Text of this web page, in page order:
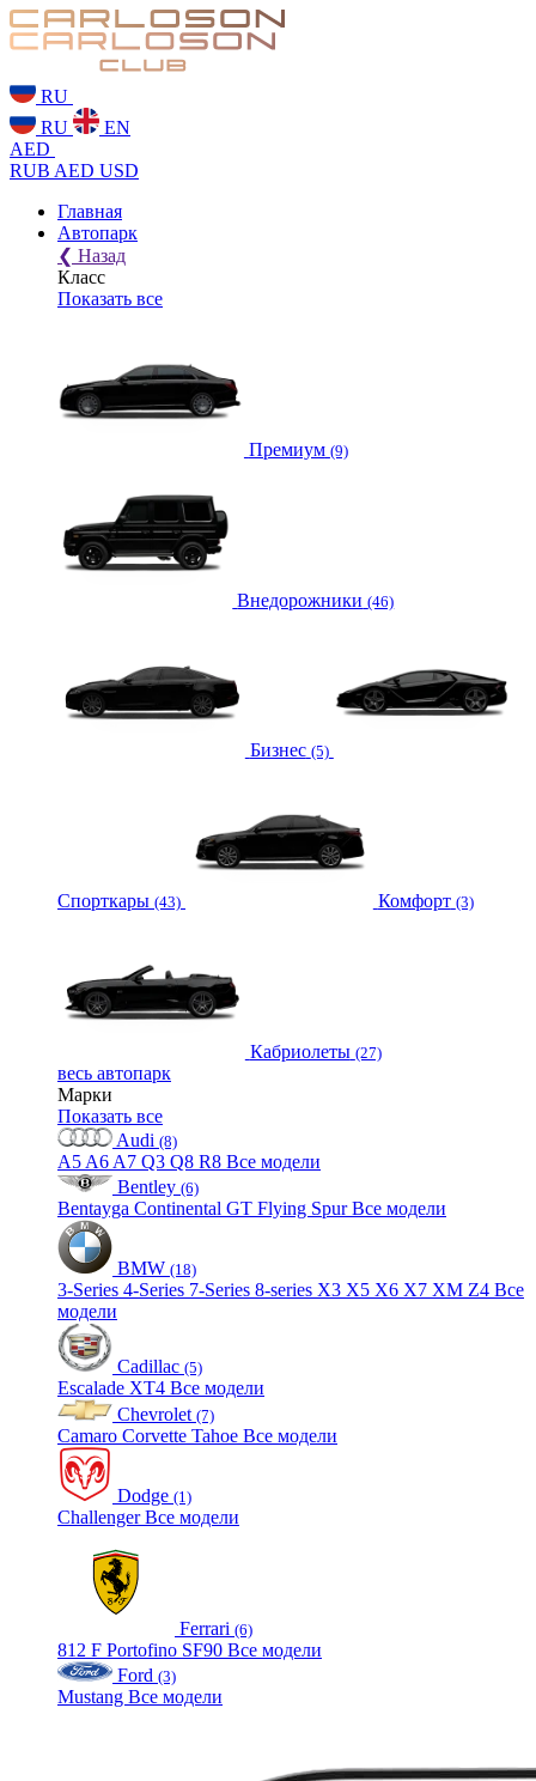
RU
RU
EN
AED
RUB AED USD
Главная
Автопарк
❮ Назад
Класс
Показать все
Премиум (9)
Внедорожники (46)
Бизнес (5)
Спорткары (43) Комфорт (3)
Кабриолеты (27)
весь автопарк
Марки
Показать все
Audi (8)
A5 A6 A7 Q3 Q8 R8 Все модели
Bentley (6)
Bentayga Continental GT Flying SpurВсе модели
BMW (18)
3-Series 4-Series 7-Series 8-series X3 X5 X6 X7 XM Z4 Все
модели
Cadillac (5)
Escalade XT4 Все модели
Chevrolet (7)
Camaro Corvette Tahoe Все модели
Dodge (1)
ChallengerВсе модели
Ferrari (6)
812 F Portofino SF90 Все модели
Ford (3)
Mustang Все модели